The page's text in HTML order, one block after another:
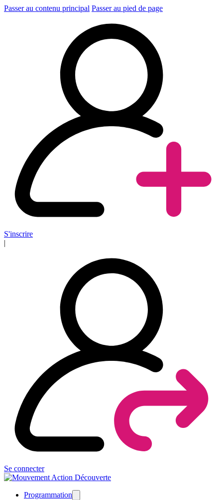
Passer au contenu principal Passer au pied de page
S'inscrire
|
Se connecter
Programmation